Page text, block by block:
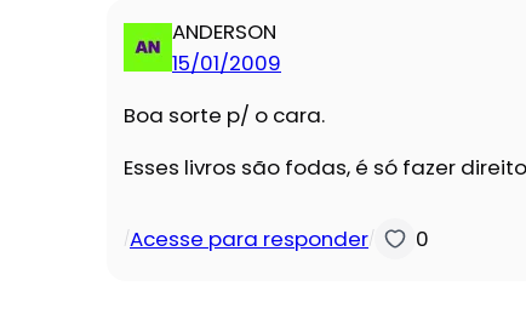
ANDERSON
15/01/2009
Boa sorte p/ o cara.
Esses livros são fodas, é só fazer
/Acesse para responder/ 0